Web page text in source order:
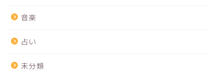
音楽
占い
未分類